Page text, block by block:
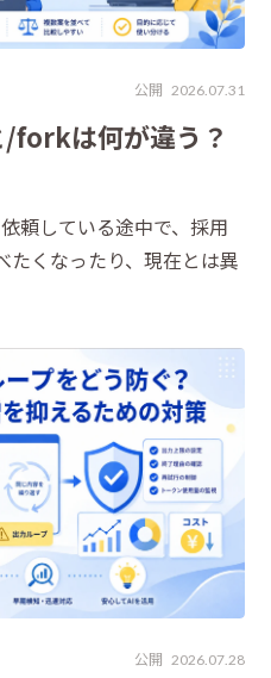
公開 2026.07.31
forkは何が違う？
頼している途中で、採用
たくなったり、現在とは異
公開 2026.07.28